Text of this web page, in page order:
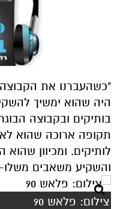
"כשהעברנו את הקבוצה
היה שהוא ימשיך
בותיקים ובקבוצה
תקופה ארוכה שהוא
לותיקים. ומכיוון
והשקיע משאבים
צילום: פלאש 90